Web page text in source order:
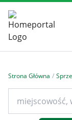
Strona Główna /